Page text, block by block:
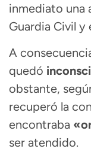
inmediato una
Guardia Civil y
A
quedó
obstante,
recuperó la
encontraba
ser atendido.